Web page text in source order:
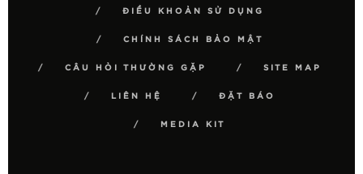
ĐIỀU KHOẢN SỬ DỤNG
CHÍNH SÁCH BẢO MẬT
CÂU HỎI THƯỜNG GẶP SITE MAP
LIÊN HỆ ĐẶT BÁO
MEDIA KIT